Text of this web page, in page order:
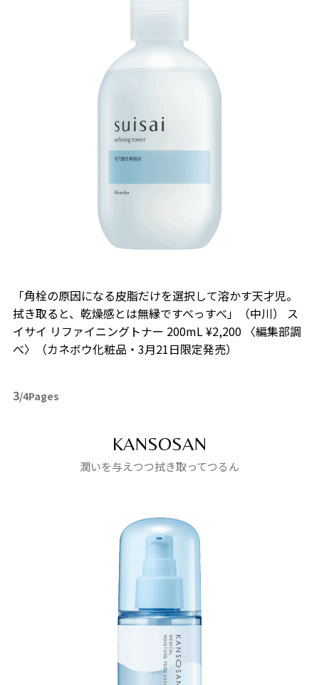
「角栓の原因になる皮脂だけを選択して溶かす天才児。
拭き取ると、乾燥感とは無縁ですべっすべ」（中川） ス
イサイ リファイニングトナー 200mL ¥2,200 〈編集部調
べ〉（カネボウ化粧品・3月21日限定発売）
3/4Pages
KANSOSAN
潤いを与えつつ拭き取ってつるん